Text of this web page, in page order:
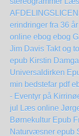
erindringer fra 36
online ebog ebog
Jim Davis Takt og
epub Kirstin
Universaldirken
min bedstefar pdf
- Eventyr på
jul Læs online
Børnekultur Epub
Naturvæsner epub